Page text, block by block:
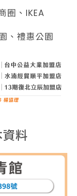
圈、IKEA
、禮惠公園
料